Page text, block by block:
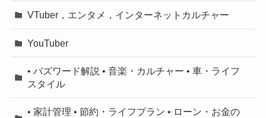
VTuber，エンタメ，インターネットカルチャー
YouTuber
• バズワード解説 • 音楽・カルチャー • 車・ライフ
スタイル
• 家計管理 • 節約・ライフプラン • ローン・お金の